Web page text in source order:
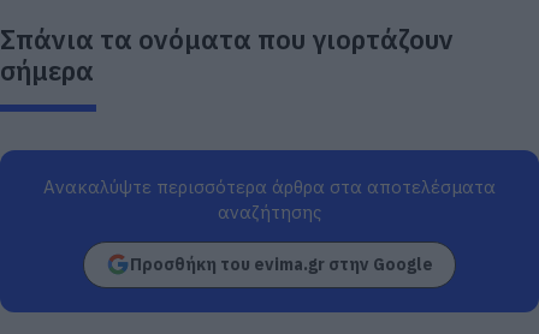
Σπάνια τα ονόματα που γιορτάζουν
σήμερα
Ανακαλύψτε περισσότερα άρθρα στα αποτελέσματα
αναζήτησης
Προσθήκη του evima.gr στην Google